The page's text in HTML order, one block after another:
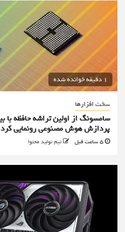
1 دقیقه خوانده شده
سخت افزارها
پردازش هوش مصنوعی رونمایی کرد
تیم تولید محتوا